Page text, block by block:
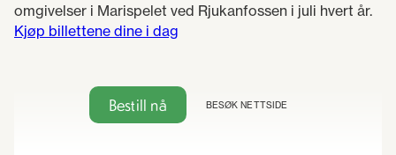
omgivelser i Marispelet ved Rjukanfossen i juli hvert år.
Kjøp billettene dine i dag
Bestill nå BESØK NETTSIDE